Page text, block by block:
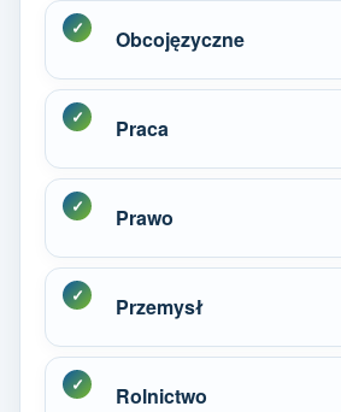
Obcojęzyczne
Praca
Prawo
Przemysł
Rolnictwo